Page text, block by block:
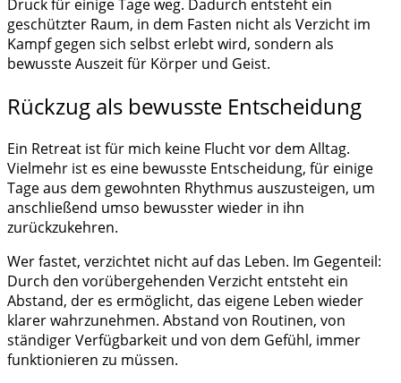
Druck für einige Tage weg. Dadurch entsteht ein
geschützter Raum, in dem Fasten nicht als Verzicht im
Kampf gegen sich selbst erlebt wird, sondern als
bewusste Auszeit für Körper und Geist.
Rückzug als bewusste Entscheidung
Ein Retreat ist für mich keine Flucht vor dem Alltag.
Vielmehr ist es eine bewusste Entscheidung, für einige
Tage aus dem gewohnten Rhythmus auszusteigen, um
anschließend umso bewusster wieder in ihn
zurückzukehren.
Wer fastet, verzichtet nicht auf das Leben. Im Gegenteil:
Durch den vorübergehenden Verzicht entsteht ein
Abstand, der es ermöglicht, das eigene Leben wieder
klarer wahrzunehmen. Abstand von Routinen, von
ständiger Verfügbarkeit und von dem Gefühl, immer
funktionieren zu müssen.